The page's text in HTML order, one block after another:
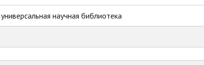
научная библиотека